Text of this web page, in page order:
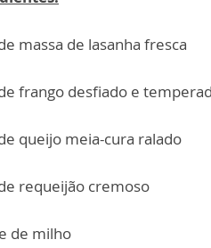
massa de lasanha fresca
frango desfiado e
queijo meia-cura ralado
requeijão cremoso
de milho